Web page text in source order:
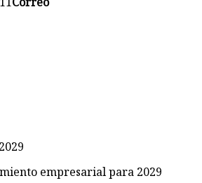
empresarial para 2029